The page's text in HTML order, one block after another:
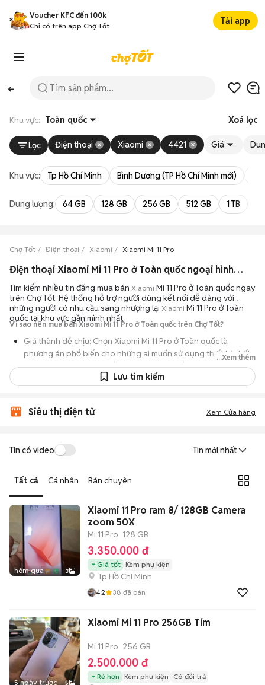
Voucher KFC đến 100k
Chỉ có trên app Chợ Tốt
Tải app
Khu vực: Toàn quốc Xoá lọc
Lọc Điện thoại Xiaomi 4421 Giá
Khu vực: Tp Hồ Chí Minh Bình Dương (TP Hồ Chí Minh mới)
Dung lượng: 64 GB 128 GB 256 GB 512 GB 1 TB
Chợ Tốt Điện thoại Xiaomi Xiaomi Mi 11 Pro
Điện thoại Xiaomi Mi 11 Pro ở Toàn quốc ngoại hình đẹp
Tìm kiếm nhiều tin đăng mua bán Xiaomi Mi 11 Pro ở Toàn quốc ngay
trên Chợ Tốt. Hệ thống hỗ trợ người dùng kết nối dễ dàng với
những người có nhu cầu sang nhượng lại Xiaomi Mi 11 Pro ở Toàn
quốc tại khu vực gần mình nhất.
Vì sao nên mua bán Xiaomi Mi 11 Pro ở Toàn quốc trên Chợ Tốt?
Giá thành dễ chịu: Chọn Xiaomi Mi 11 Pro ở Toàn quốc là
phương án phổ biến cho những ai muốn sử dụng thiết bị chất
lượng nhưng không muốn chi trả mức giá đắt đỏ của máy mới.
Đa dạng người bán: Bạn có thể tìm Xiaomi Mi 11 Pro ở Toàn
đủ các phiên bản dung lượng và màu sắc.
bảo máy hoạt động ổn định.
Tiết kiệm thời gian: Quy trình trao đổi trực tiếp, không qua các
bước chờ đợi vận chuyển rườm rà, tiền trao cháo múc ngay khi
kiểm tra xong.
...Xem thêm
Lưu tìm kiếm
Siêu thị điện tử Xem Cửa hàng
Tin có video Tin mới nhất
Tất cả Cá nhân Bán chuyên
hôm qua 3
Xiaomi 11 Pro ram 8/ 128GB Camera
zoom 50X
Mi 11 Pro 128 GB
3.350.000 đ
Giá tốt Kèm phụ kiện
Tp Hồ Chí Minh
4.2 38 đã bán
5 ngày trước 5
Xiaomi Mi 11 Pro 256GB Tím
Mi 11 Pro 256 GB
2.500.000 đ
Rẻ hơn Kèm phụ kiện Có đổi trả